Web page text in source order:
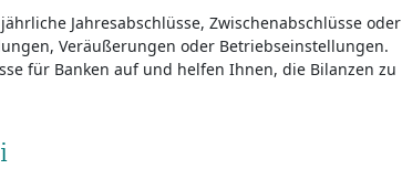
Jahresabschlüsse, Zwischenabschlüsse oder
Veräußerungen oder Betriebseinstellungen.
für Banken auf und helfen Ihnen, die Bilanzen zu